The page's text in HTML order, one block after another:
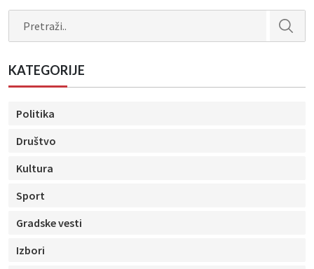
KATEGORIJE
Politika
Društvo
Kultura
Sport
Gradske vesti
Izbori